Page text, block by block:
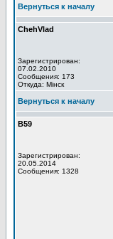
Вернуться к началу
ChehVlad
Зарегистрирован:
07.02.2010
Сообщения: 173
Откуда: Мінск
Вернуться к началу
В59
Зарегистрирован:
20.05.2014
Сообщения: 1328